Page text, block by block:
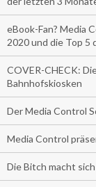
eBook-Fan? Media
2020 und die Top 5
COVER-CHECK:
Bahnhofskiosken
Der Media Control
Media Control
Die Bitch macht